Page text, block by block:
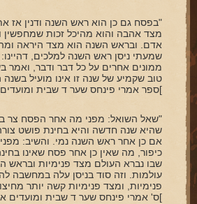
"בפסח גם כן הוא ראש השנה ודנין אז
מצד אהבה והוא מהיכל זכות שמחפשין
אדם. ובראש השנה הוא מצד היראה
שמעתי ניסן ראש השנה למלכים,
ממונים אחרים על כל דבר ודבר, ואמר
טוב שקמיע של שנה זו אינו מועיל
]ספר אמרי פינחס שער ד שבית
"שאל השואל: מפני מה אחר הפסח צר
שהיא שנה חדשה והיא בחינת פושט
אם כן אחר ראש השנה נמי. והשיב: מפני
כיפור, מה שאין כן אחר פסח שאינו
שבו נברא העולם מצד פנימיות ובראש
עולמות. וזה סוד בניסן עלה במחשבה
פנימיות, ומצד פנימיות קשה יותר
]ס' אמרי פינחס שער ד שבית ומועדים